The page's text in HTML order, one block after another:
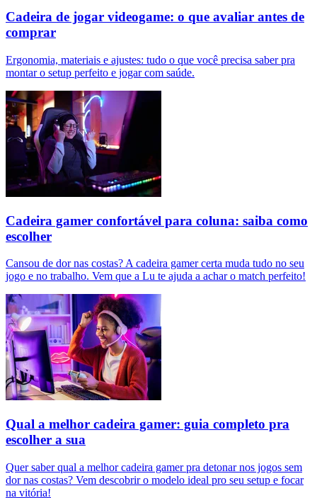
Cadeira de jogar videogame: o que avaliar antes de
comprar
Ergonomia, materiais e ajustes: tudo o que você precisa saber pra
montar o setup perfeito e jogar com saúde.
Cadeira gamer confortável para coluna: saiba como
escolher
Cansou de dor nas costas? A cadeira gamer certa muda tudo no seu
jogo e no trabalho. Vem que a Lu te ajuda a achar o match perfeito!
Qual a melhor cadeira gamer: guia completo pra
escolher a sua
Quer saber qual a melhor cadeira gamer pra detonar nos jogos sem
dor nas costas? Vem descobrir o modelo ideal pro seu setup e focar
na vitória!